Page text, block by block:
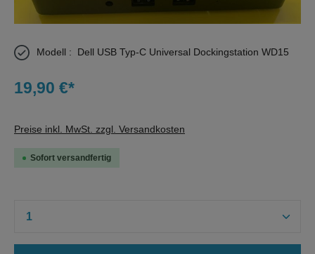
Modell : Dell USB Typ-C Universal Dockingstation WD15
19,90 €*
Preise inkl. MwSt. zzgl. Versandkosten
Sofort versandfertig
Produkt Anzahl: Gib den gewünschten